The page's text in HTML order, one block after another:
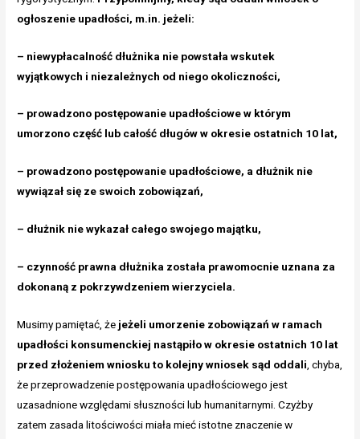
ogłoszenie upadłości, m.in. jeżeli:
– niewypłacalność dłużnika nie powstała wskutek
wyjątkowych i niezależnych od niego okoliczności,
– prowadzono postępowanie upadłościowe w którym
umorzono część lub całość długów w okresie ostatnich 10 lat,
– prowadzono postępowanie upadłościowe, a dłużnik nie
wywiązał się ze swoich zobowiązań,
– dłużnik nie wykazał całego swojego majątku,
– czynność prawna dłużnika została prawomocnie uznana za
dokonaną z pokrzywdzeniem wierzyciela.
Musimy pamiętać, że jeżeli umorzenie zobowiązań w ramach
upadłości konsumenckiej nastąpiło w okresie ostatnich 10 lat
przed złożeniem wniosku to kolejny wniosek sąd oddali , chyba,
że przeprowadzenie postępowania upadłościowego jest
uzasadnione względami słuszności lub humanitarnymi. Czyżby
zatem zasada litościwości miała mieć istotne znaczenie w